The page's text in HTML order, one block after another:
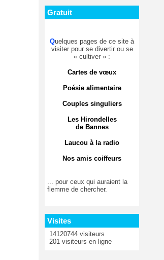
Gratuit
Quelques pages de ce site à
visiter pour se divertir ou se
« cultiver » :
Cartes de vœux
Poésie alimentaire
Couples singuliers
Les Hirondelles
de Bannes
Laucou à la radio
Nos amis coiffeurs
... pour ceux qui auraient la
flemme de chercher.
Visites
14120744 visiteurs
201 visiteurs en ligne